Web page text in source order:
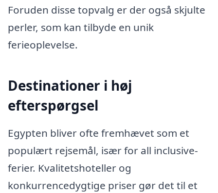
Foruden disse topvalg er der også skjulte
perler, som kan tilbyde en unik
ferieoplevelse.
Destinationer i høj
efterspørgsel
Egypten bliver ofte fremhævet som et
populært rejsemål, især for all inclusive-
ferier. Kvalitetshoteller og
konkurrencedygtige priser gør det til et